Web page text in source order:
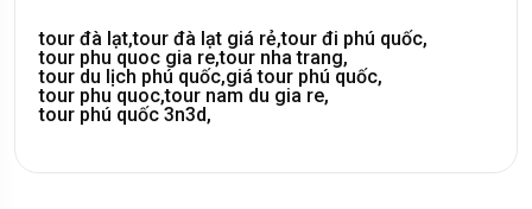
tour đà lạt,tour đà lạt giá rẻ,tour đi phú quốc,
tour phu quoc gia re,tour nha trang,
tour du lịch phú quốc,giá tour phú quốc,
tour phu quoc,tour nam du gia re,
tour phú quốc 3n3d,